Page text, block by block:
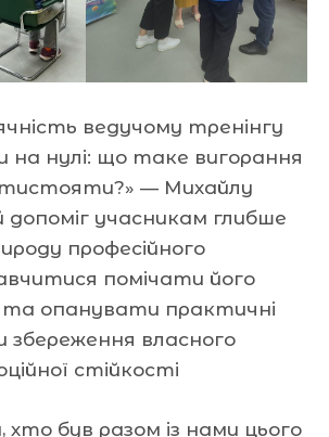
ведучому тренінгу
на нулі: що таке вигорання
— Михайлу
допоміг учасникам глибше
професійного
помічати його
та опанувати практичні
збереження власного
стійкості
хто був разом із нами цього